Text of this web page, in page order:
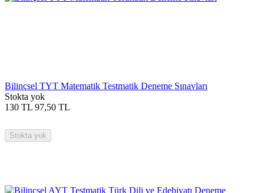
Bilinçsel TYT Matematik Testmatik Deneme Sınavları
Stokta yok
130 TL 97,50 TL
Stokta yok